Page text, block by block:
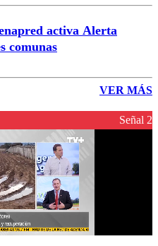
activa Alerta
comunas
VER MÁS
Señal 2